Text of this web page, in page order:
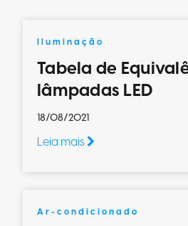
Iluminação
Tabela de
lâmpadas LED
18/08/2021
Leia mais
Ar-condicionado